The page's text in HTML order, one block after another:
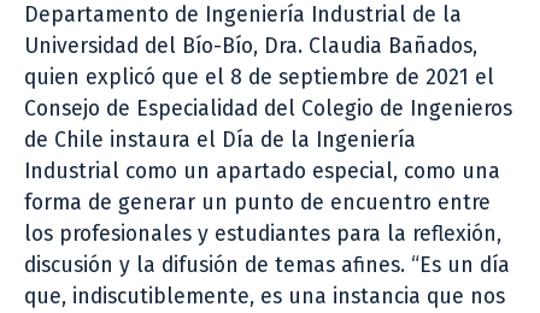
Departamento de Ingeniería Industrial de la
Universidad del Bío-Bío, Dra. Claudia Bañados,
quien explicó que el 8 de septiembre de 2021 el
Consejo de Especialidad del Colegio de Ingenieros
de Chile instaura el Día de la Ingeniería
Industrial como un apartado especial, como una
forma de generar un punto de encuentro entre
los profesionales y estudiantes para la reflexión,
discusión y la difusión de temas afines. “Es un día
que, indiscutiblemente, es una instancia que nos